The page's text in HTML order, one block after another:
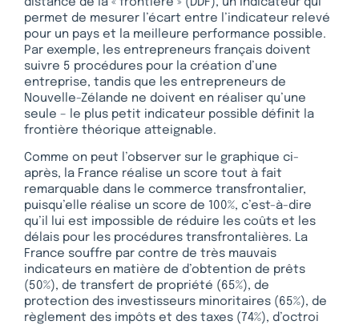
permet de mesurer l’écart entre l’indicateur relevé
pour un pays et la meilleure performance possible.
Par exemple, les entrepreneurs français doivent
suivre 5 procédures pour la création d’une
entreprise, tandis que les entrepreneurs de
Nouvelle-Zélande ne doivent en réaliser qu’une
seule – le plus petit indicateur possible définit la
frontière théorique atteignable.
Comme on peut l’observer sur le graphique ci-
après, la France réalise un score tout à fait
remarquable dans le commerce transfrontalier,
puisqu’elle réalise un score de 100%, c’est-à-dire
qu’il lui est impossible de réduire les coûts et les
délais pour les procédures transfrontalières. La
France souffre par contre de très mauvais
indicateurs en matière de d’obtention de prêts
(50%), de transfert de propriété (65%), de
protection des investisseurs minoritaires (65%), de
règlement des impôts et des taxes (74%), d’octroi